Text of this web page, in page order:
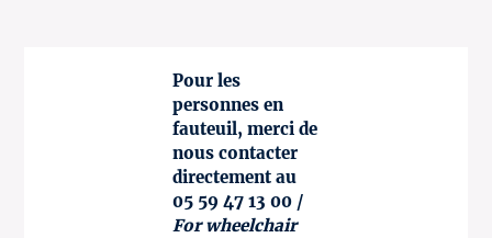
Pour les
personnes en
fauteuil, merci de
nous contacter
directement au
05 59 47 13 00 /
For wheelchair